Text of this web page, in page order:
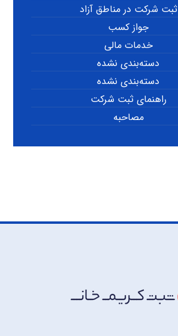
ثبت شرکت در مناطق آزاد
جواز کسب
خدمات مالی
دسته‌بندی نشده
دسته‌بندی نشده
راهنمای ثبت شرکت
مصاحبه